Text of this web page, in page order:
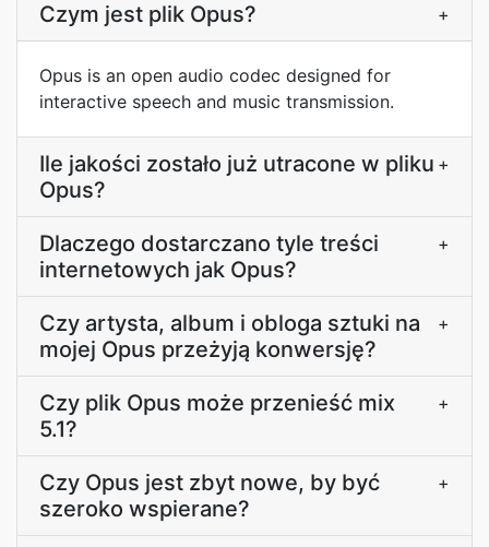
Czym jest plik Opus? +
Opus is an open audio codec designed for
interactive speech and music transmission.
Ile jakości zostało już utracone w pliku
Opus?
+
Dlaczego dostarczano tyle treści
internetowych jak Opus?
+
Czy artysta, album i obloga sztuki na
mojej Opus przeżyją konwersję?
+
Czy plik Opus może przenieść mix
5.1?
+
Czy Opus jest zbyt nowe, by być
szeroko wspierane?
+